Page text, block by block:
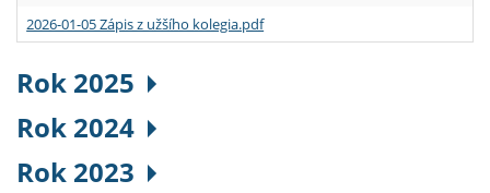
2026-01-05 Zápis z užšího kolegia.pdf
Rok 2025
Rok 2024
Rok 2023